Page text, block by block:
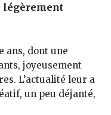
légèrement
ans, dont une
joyeusement
L’actualité leur a
un peu déjanté,